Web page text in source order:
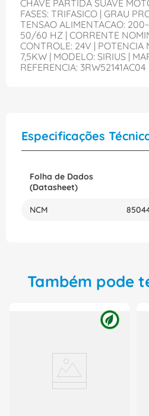
CHAVE PARTIDA SUAVE
FASES: TRIFASICO | GRAU
TENSAO ALIMENTACAO:
50/60 HZ | CORRENTE
CONTROLE: 24V | POTENCIA
7,5KW | MODELO: SIRIUS |
REFERENCIA: 3RW52141AC04
Especificações
Folha de Dados
(Datasheet)
NCM
Também pode